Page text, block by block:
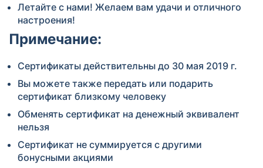
Летайте с нами! Желаем вам удачи и отличного
настроения!
Примечание:
Сертификаты действительны до 30 мая 2019 г.
Вы можете также передать или подарить
сертификат близкому человеку
Обменять сертификат на денежный эквивалент
нельзя
Сертификат не суммируется с другими
бонусными акциями